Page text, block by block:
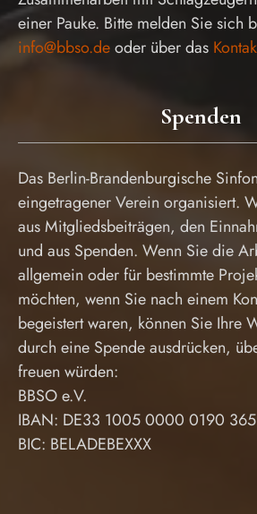
einer Pauke. Bitte melden Sie sich
info@bbso.deoder über das
Spenden
Das Berlin-Brandenburgische
eingetragener Verein organisiert.
aus Mitgliedsbeiträgen, den
und aus Spenden. Wenn Sie die
allgemein oder für bestimmte
möchten, wenn Sie nach einem
begeistert waren, können Sie Ihre
durch eine Spende ausdrücken,
freuen würden:
BBSO e.V.
IBAN: DE33 1005 0000 0190
BIC: BELADEBEXXX